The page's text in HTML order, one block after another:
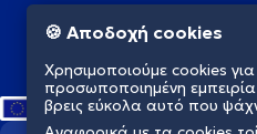
Πάτρα
Γλυφάδα
Νέα
🍪 Αποδοχή cookies
Χρησιμοποιούμε cookies
προσωποποιημένη
βρεις εύκολα αυτό που